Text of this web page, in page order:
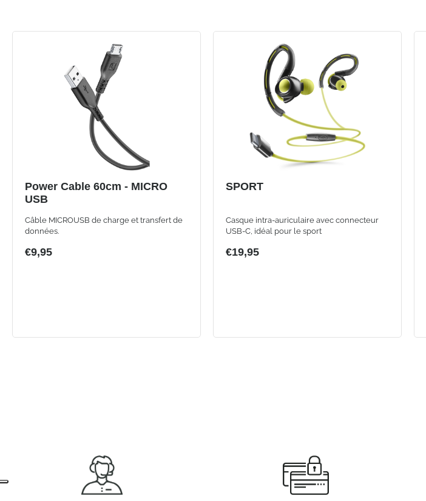
Power Cable 60cm - MICRO
USB
Câble MICROUSB de charge et transfert de
données.
€9,95
SPORT
Casque intra-auriculaire avec connecteur
USB-C, idéal pour le sport
€19,95